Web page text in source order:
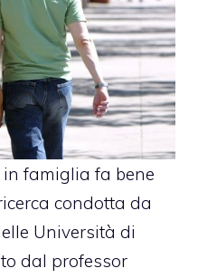
famiglia fa bene
condotta da
Università di
dal professor